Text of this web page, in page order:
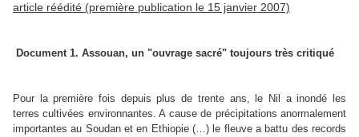
article réédité (première publication le 15 janvier 2007)
Document 1. Assouan, un "ouvrage sacré" toujours très critiqué
Pour la première fois depuis plus de trente ans, le Nil a inondé les
terres cultivées environnantes. A cause de précipitations anormalement
importantes au Soudan et en Ethiopie (…) le fleuve a battu des records